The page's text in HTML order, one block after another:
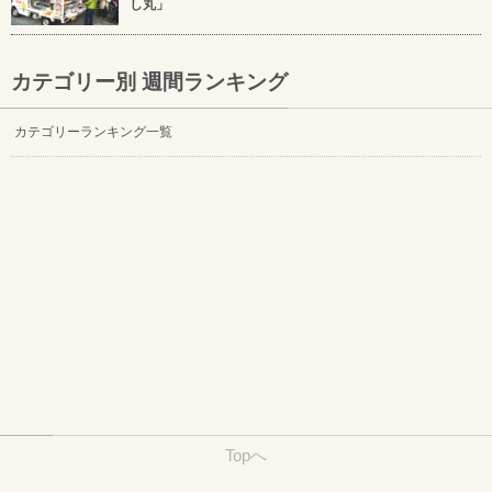
し丸」
カテゴリー別 週間ランキング
カテゴリーランキング一覧
Topへ